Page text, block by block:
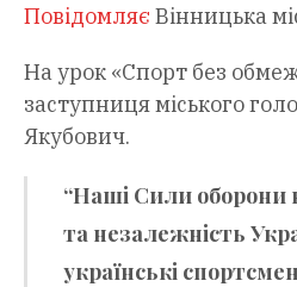
Повідомляє Вінницька
На урок «Спорт без
заступниця міського
Якубович.
“Наші Сили оборони
та незалежність
українські